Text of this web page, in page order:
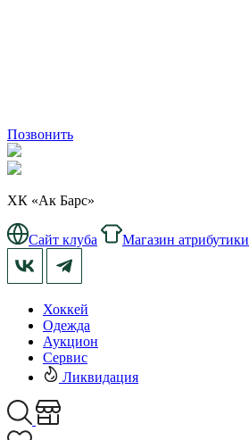
Позвонить
ХК «Ак Барс»
Сайт клуба Магазин атрибутики
Хоккей
Одежда
Аукцион
Сервис
Ликвидация